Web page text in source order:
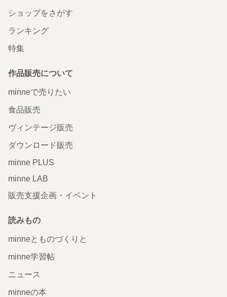
ショップをさがす
ランキング
特集
作品販売について
minneで売りたい
食品販売
ヴィンテージ販売
ダウンロード販売
minne PLUS
minne LAB
販売支援企画・イベント
読みもの
minneとものづくりと
minne学習帖
ニュース
minneの本